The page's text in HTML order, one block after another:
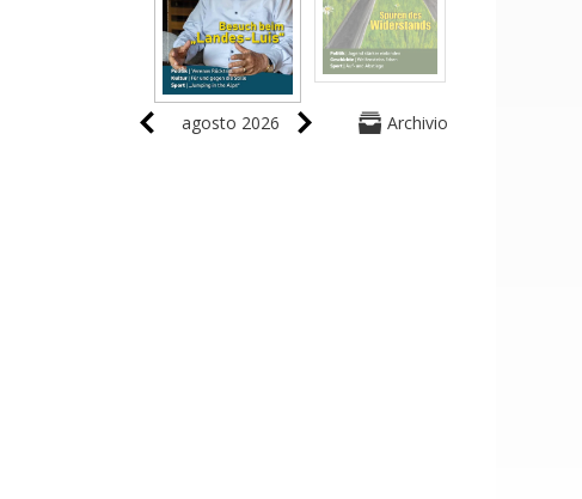
agosto 2026 Archivio